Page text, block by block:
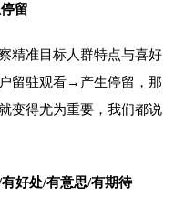
留
精准目标人群特点与喜好
留驻观看→产生停留，那
变得尤为重要，我们都说
好处/有意思/有期待